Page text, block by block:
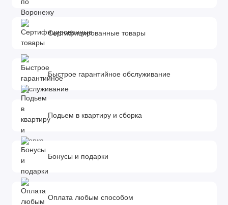
Сертифицированные товары
Быстрое гарантийное обслуживание
Подьем в квартиру и сборка
Бонусы и подарки
Оплата любым способом